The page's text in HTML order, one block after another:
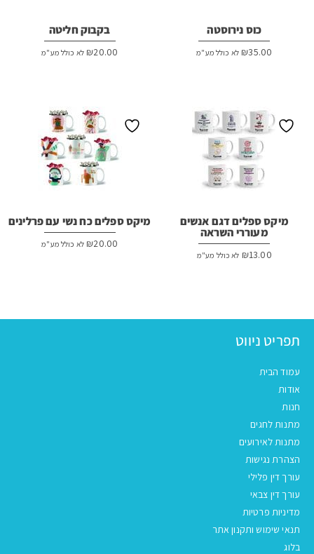
כוס נירוסטה
₪35.00 לא כולל מע"מ
בקבוק חליטה
₪20.00 לא כולל מע"מ
מיקס ספלים דגם אנשים
מעוררי השראה
₪13.00 לא כולל מע"מ
מיקס ספלים כח נשי עם פרלינים
₪20.00 לא כולל מע"מ
תפריט ניווט
עמוד הבית
אודות
חנות
מתנות לחגים
מתנות לאירועים
הצהרת נגישות
עורך דין פלילי
עורך דין צבאי
מדיניות פרטיות
תנאי שימוש ותקנון אתר
בלוג